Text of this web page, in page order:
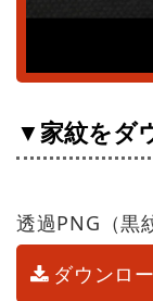
▼家紋をダ
透過PNG（黒
ダウンロ